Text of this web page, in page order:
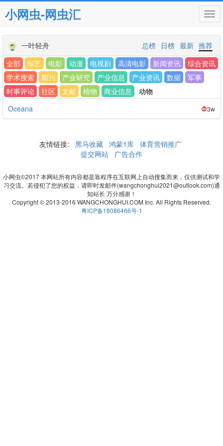
小网虫-网虫汇
一叶轻舟 推荐
最新
日榜
总榜
全部
综艺 电影 动漫 电视剧 高清电影 新闻资讯
综合资讯
学术搜索
期刊 产业研究 产业信息 产业资讯 数据
军事
时事评论
社区 文献 植物 商业信息
动物
Oceana
3w
友情链接: 黑马收藏 鸿蒙1库 体育营销推广
提交网站
广告合作
小网虫©2017 本网站所有内容都是靠程序在互联网上自动搜集而来，仅供测试和学
习交流。若侵犯了您的权益，请即时发邮件(wangchonghui2021@outlook.com)通
知站长 万分感谢！
Copyright © 2013-2016 WANGCHONGHUI.COM Inc. All Rights Reserved.
粤ICP备18086466号-1